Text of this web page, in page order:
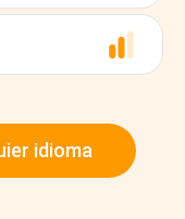
idioma